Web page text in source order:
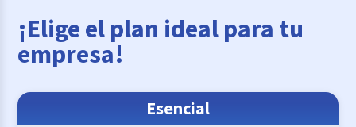
¡Elige el plan ideal para tu
empresa!
Esencial